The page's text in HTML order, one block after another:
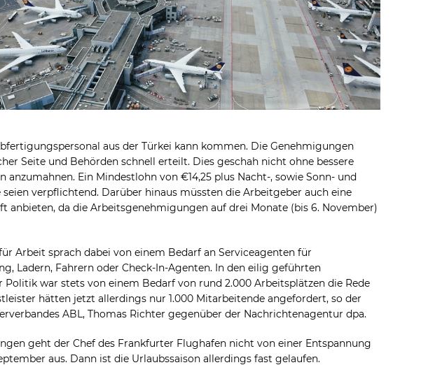
aus der Türkei kann kommen. Die Genehmigungen
Seite und Behörden schnell erteilt. Dies geschah nicht ohne bessere
anzumahnen. Ein Mindestlohn von €14,25 plus Nacht-, sowie Sonn- und
seien verpflichtend. Darüber hinaus müssten die Arbeitgeber auch eine
anbieten, da die Arbeitsgenehmigungen auf drei Monate (bis 6. November)
Arbeit sprach dabei von einem Bedarf an Serviceagenten für
Ladern, Fahrern oder Check-In-Agenten. In den eilig geführten
Politik war stets von einem Bedarf von rund 2.000 Arbeitsplätzen die Rede
hätten jetzt allerdings nur 1.000 Mitarbeitende angefordert, so der
ABL, Thomas Richter gegenüber der Nachrichtenagentur dpa.
geht der Chef des Frankfurter Flughafen nicht von einer Entspannung
aus. Dann ist die Urlaubssaison allerdings fast gelaufen.